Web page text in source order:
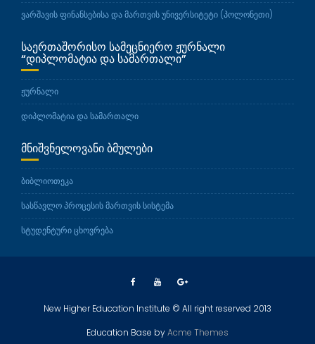
ვარშავის ფინანსებისა და მართვის უნივერსიტეტი (პოლონეთი)
ᲡᲐᲔᲠᲗᲐᲨᲝᲠᲘᲡᲝ ᲡᲐᲛᲔᲪᲜᲘᲔᲠᲝ ᲟᲣᲠᲜᲐᲚᲘ
“ᲓᲘᲞᲚᲝᲛᲐᲢᲘᲐ ᲓᲐ ᲡᲐᲛᲐᲠᲗᲐᲚᲘ”
ჟურნალი
დიპლომატია და სამართალი
ᲛᲜᲘᲨᲕᲜᲔᲚᲝᲕᲐᲜᲘ ᲑᲛᲣᲚᲔᲑᲘ
ბიბლიოთეკა
სასწავლო პროცესის მართვის სისტემა
სტუდენტური ცხოვრება
New Higher Education Institute © All right reserved 2013
Education Base byAcme Themes